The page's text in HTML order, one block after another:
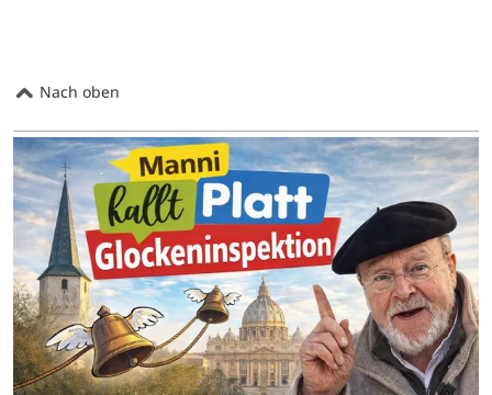
Nach oben